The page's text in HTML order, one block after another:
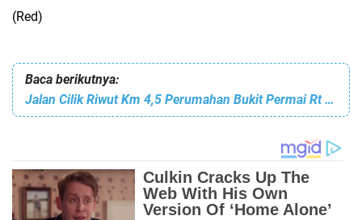
(Red)
Baca berikutnya:
Jalan Cilik Riwut Km 4,5 Perumahan Bukit Permai Rt 17/01 Sudah Mulai Diperbaik